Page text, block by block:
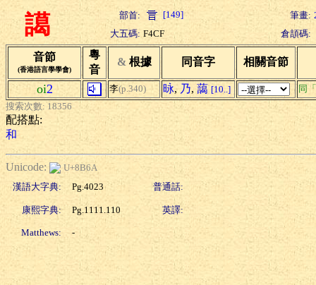
譪 部首: [149] 筆畫:
大五碼: F4CF 倉頡碼:
音節
(香港語言學學會)
粵
音
& 根據 同音字 相關音節
oi2 李(p.340) 昹, 乃, 藹 [10..]
同
搜索次數: 18356
配搭點:
和
Unicode:
U+8B6A
漢語大字典:
Pg.4023 普通話:
康熙字典: Pg.1111.110 英譯:
Matthews: -